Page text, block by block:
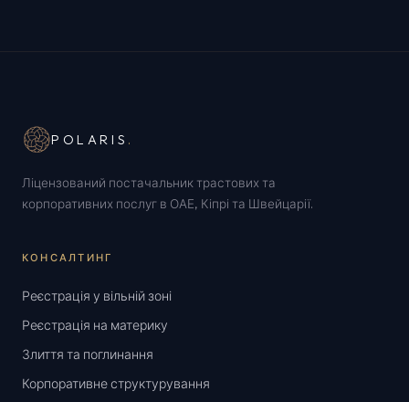
POLARIS .
Ліцензований постачальник трастових та
корпоративних послуг в ОАЕ, Кіпрі та Швейцарії.
КОНСАЛТИНГ
Реєстрація у вільній зоні
Реєстрація на материку
Злиття та поглинання
Корпоративне структурування